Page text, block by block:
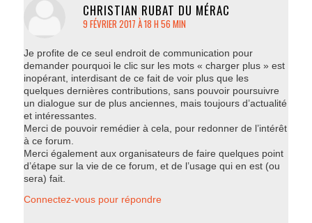
CHRISTIAN RUBAT DU MÉRAC
9 FÉVRIER 2017 À 18 H 56 MIN
Je profite de ce seul endroit de communication pour
demander pourquoi le clic sur les mots « charger plus » est
inopérant, interdisant de ce fait de voir plus que les
quelques dernières contributions, sans pouvoir poursuivre
un dialogue sur de plus anciennes, mais toujours d’actualité
et intéressantes.
Merci de pouvoir remédier à cela, pour redonner de l’intérêt
à ce forum.
Merci également aux organisateurs de faire quelques point
d’étape sur la vie de ce forum, et de l’usage qui en est (ou
sera) fait.
Connectez-vous pour répondre